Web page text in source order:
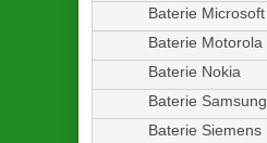
Baterie Microsoft
Baterie Motorola
Baterie Nokia
Baterie Samsung
Baterie Siemens